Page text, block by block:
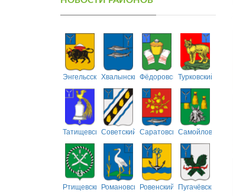
ЭнгельсскийХвалынскийФёдоровскийТурковский
ТатищевскийСоветский СаратовскийСамойловский
РтищевскийРомановскийРовенский Пугачёвский